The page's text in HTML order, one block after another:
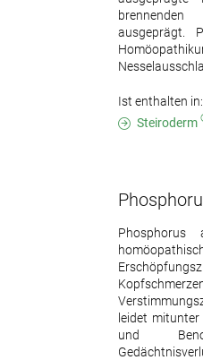
ausgeprägt.
Ist enthalten in:
Steiroderm
leidet
und